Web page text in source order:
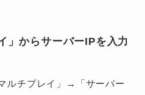
」からサーバーIPを入力
ルチプレイ」→「サーバー